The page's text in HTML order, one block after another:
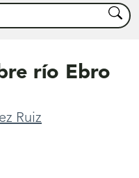
Buscar
río Ebro
Ruiz